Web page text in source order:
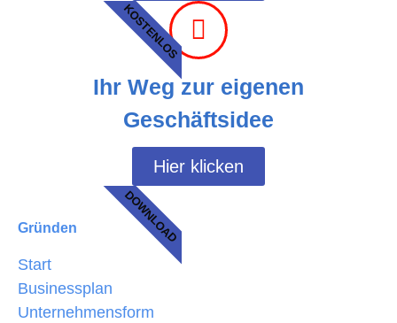
KOSTENLOS
Ihr Weg zur eigenen
Geschäftsidee
Hier klicken
DOWNLOAD
Gründen
Start
Businessplan
Unternehmensform